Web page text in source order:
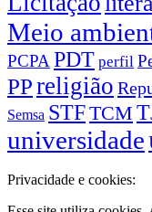
Meio
PCPA PDT perfil
PPreligião
Semsa STFTCM
universidade
Privacidade e cookies: